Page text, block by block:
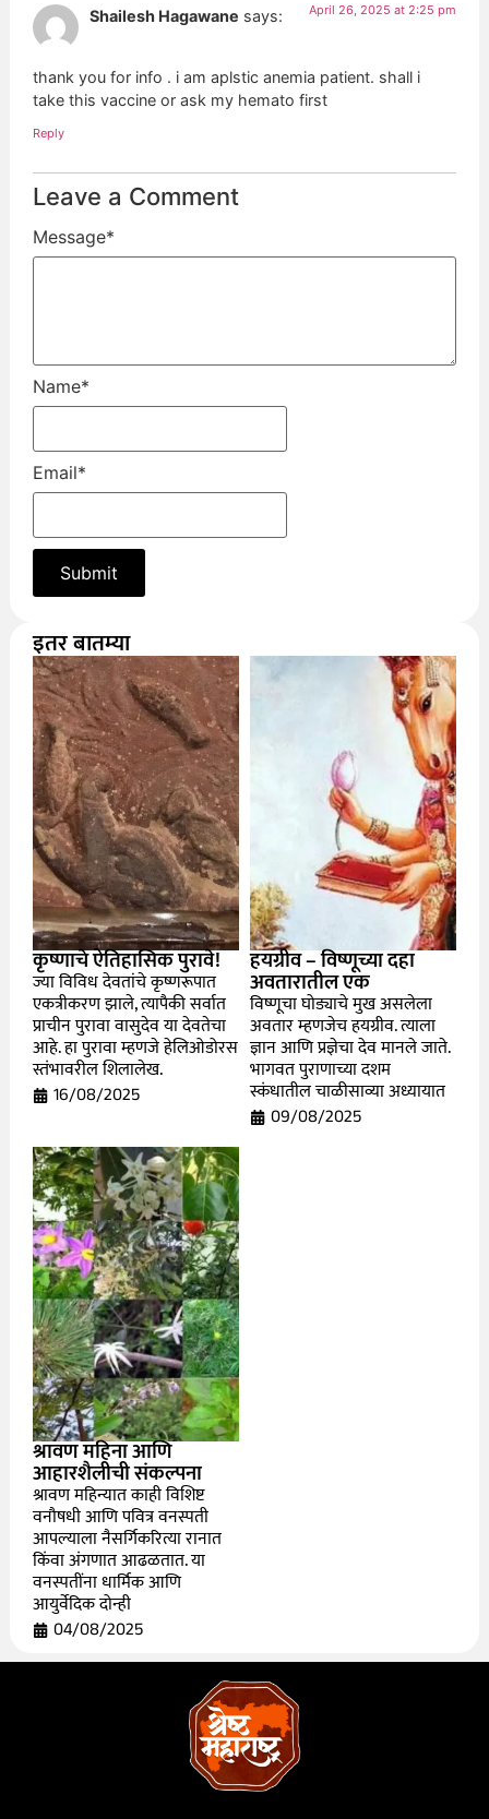
Shailesh Hagawane says: April 26, 2025 at 2:25 pm
thank you for info . i am aplstic anemia patient. shall i
take this vaccine or ask my hemato first
Reply
Leave a Comment
Message*
Name*
Email*
इतर बातम्या
कृष्णाचे ऐतिहासिक पुरावे!
ज्या विविध देवतांचे कृष्णरूपात
एकत्रीकरण झाले, त्यापैकी सर्वात
प्राचीन पुरावा वासुदेव या देवतेचा
आहे. हा पुरावा म्हणजे हेलिओडोरस
स्तंभावरील शिलालेख.
16/08/2025
हयग्रीव – विष्णूच्या दहा
अवतारातील एक
विष्णूचा घोड्याचे मुख असलेला
अवतार म्हणजेच हयग्रीव. त्याला
ज्ञान आणि प्रज्ञेचा देव मानले जाते.
भागवत पुराणाच्या दशम
स्कंधातील चाळीसाव्या अध्यायात
09/08/2025
श्रावण महिना आणि
आहारशैलीची संकल्पना
श्रावण महिन्यात काही विशिष्ट
वनौषधी आणि पवित्र वनस्पती
आपल्याला नैसर्गिकरित्या रानात
किंवा अंगणात आढळतात. या
वनस्पतींना धार्मिक आणि
आयुर्वेदिक दोन्ही
04/08/2025